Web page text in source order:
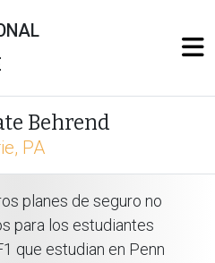
Behrend
PA
planes de seguro no
para los estudiantes
que estudian en Penn